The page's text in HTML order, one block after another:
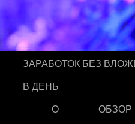
ЗАРАБОТОК БЕЗ
В ДЕНЬ
О
ОБЗОР